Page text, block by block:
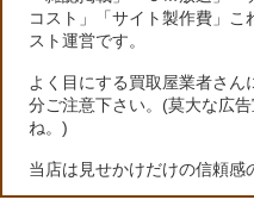
コスト」「サイト製作費」こ
スト運営です。
よく目にする買取屋業者さ
分ご注意下さい。(莫大な広
ね。)
当店は見せかけだけの信頼感